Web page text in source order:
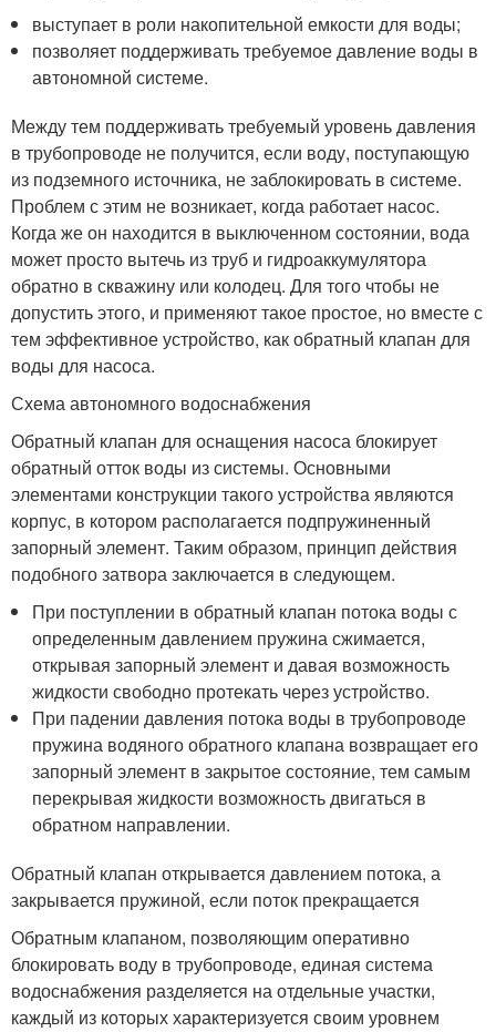
выступает в роли накопительной емкости для воды;
позволяет поддерживать требуемое давление воды в
автономной системе.
Между тем поддерживать требуемый уровень давления
в трубопроводе не получится, если воду, поступающую
из подземного источника, не заблокировать в системе.
Проблем с этим не возникает, когда работает насос.
Когда же он находится в выключенном состоянии, вода
может просто вытечь из труб и гидроаккумулятора
обратно в скважину или колодец. Для того чтобы не
допустить этого, и применяют такое простое, но вместе с
тем эффективное устройство, как обратный клапан для
воды для насоса.
Схема автономного водоснабжения
Обратный клапан для оснащения насоса блокирует
обратный отток воды из системы. Основными
элементами конструкции такого устройства являются
корпус, в котором располагается подпружиненный
запорный элемент. Таким образом, принцип действия
подобного затвора заключается в следующем.
При поступлении в обратный клапан потока воды с
определенным давлением пружина сжимается,
открывая запорный элемент и давая возможность
жидкости свободно протекать через устройство.
При падении давления потока воды в трубопроводе
пружина водяного обратного клапана возвращает его
запорный элемент в закрытое состояние, тем самым
перекрывая жидкости возможность двигаться в
обратном направлении.
Обратный клапан открывается давлением потока, а
закрывается пружиной, если поток прекращается
Обратным клапаном, позволяющим оперативно
блокировать воду в трубопроводе, единая система
водоснабжения разделяется на отдельные участки,
каждый из которых характеризуется своим уровнем